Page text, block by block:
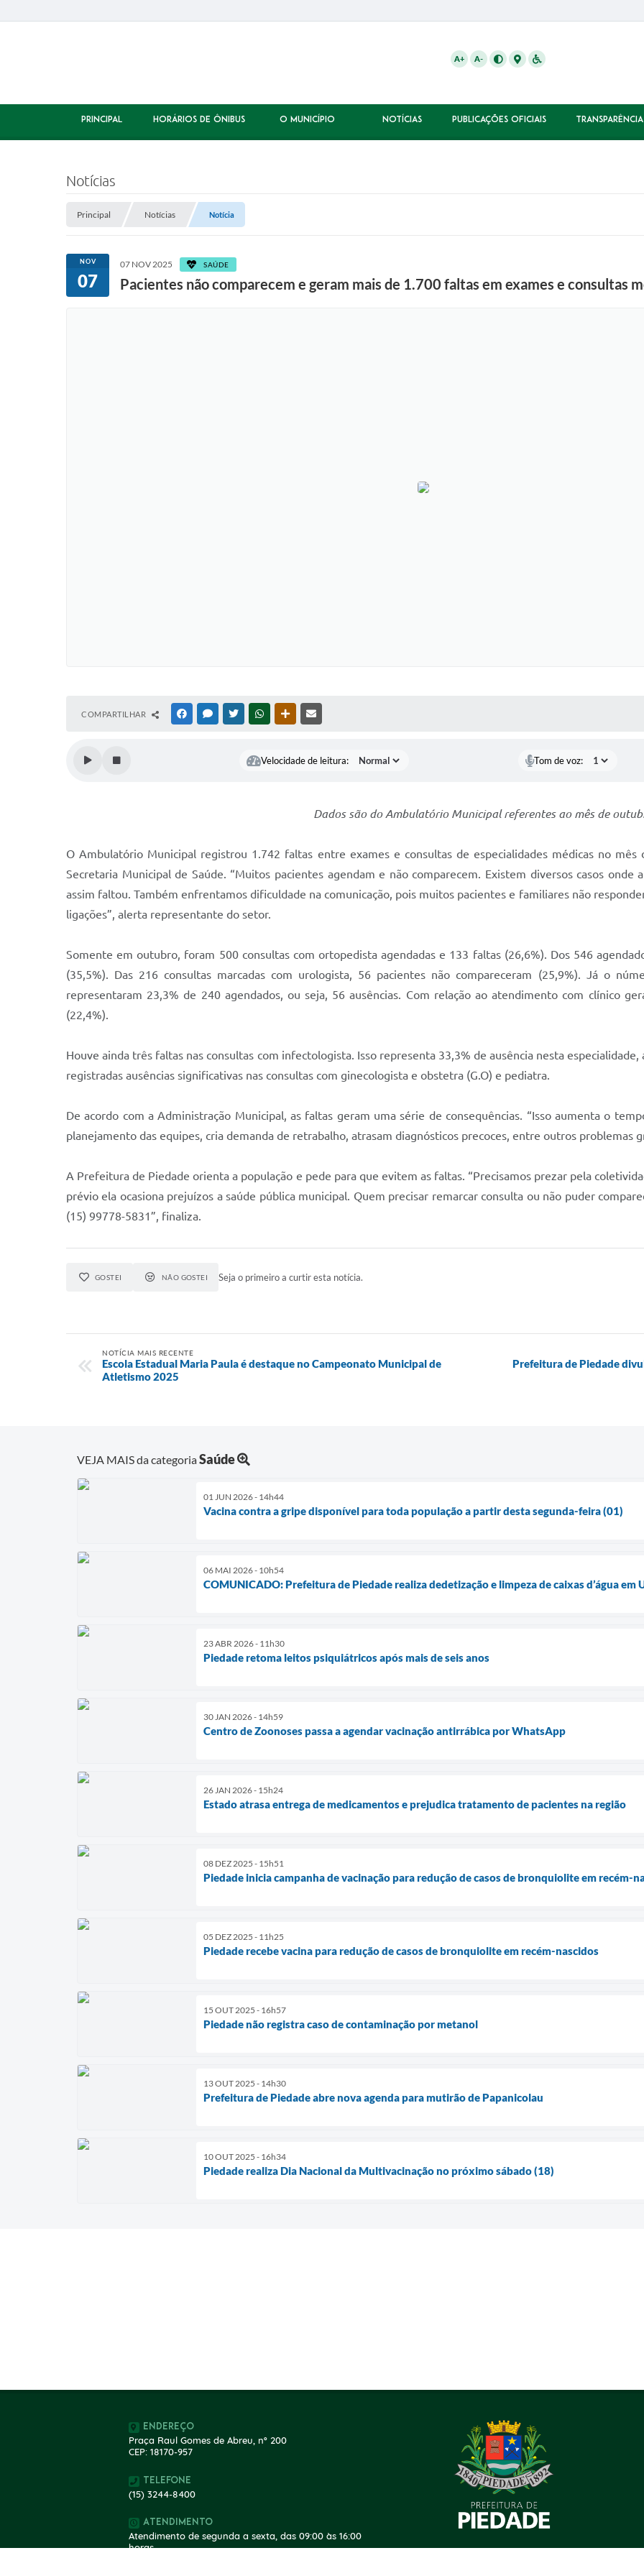
A+ A-
PRINCIPAL HORÁRIOS DE ÔNIBUS O MUNICÍPIO NOTÍCIAS PUBLICAÇÕES OFICIAIS TRANSPARÊNCIA
Notícias
Principal Notícias Notícia
NOV
07
07 NOV 2025 SAÚDE
Pacientes não comparecem e geram mais de 1.700 faltas em exames e consultas
COMPARTILHAR FACEBOOKMESSENGER
TWITTERWHATSAPPOUTRAS MÍDIAS
Velocidade de leitura: Tom de voz:
Dados são do Ambulatório Municipal referentes ao mês de
O Ambulatório Municipal registrou 1.742 faltas entre exames e consultas de especialidades médicas no
Secretaria Municipal de Saúde. “Muitos pacientes agendam e não comparecem. Existem diversos casos
assim faltou. Também enfrentamos dificuldade na comunicação, pois muitos pacientes e familiares não
ligações”, alerta representante do setor.
Somente em outubro, foram 500 consultas com ortopedista agendadas e 133 faltas (26,6%). Dos 546
(35,5%). Das 216 consultas marcadas com urologista, 56 pacientes não compareceram (25,9%). Já o
representaram 23,3% de 240 agendados, ou seja, 56 ausências. Com relação ao atendimento com clínico
(22,4%).
Houve ainda três faltas nas consultas com infectologista. Isso representa 33,3% de ausência nesta
registradas ausências significativas nas consultas com ginecologista e obstetra (G.O) e pediatra.
De acordo com a Administração Municipal, as faltas geram uma série de consequências. “Isso aumenta o
planejamento das equipes, cria demanda de retrabalho, atrasam diagnósticos precoces, entre outros problemas
A Prefeitura de Piedade orienta a população e pede para que evitem as faltas. “Precisamos prezar pela
prévio ela ocasiona prejuízos a saúde pública municipal. Quem precisar remarcar consulta ou não puder
(15) 99778-5831”, finaliza.
GOSTEI NÃO GOSTEI Seja o primeiro a curtir esta notícia.
NOTÍCIA MAIS RECENTE
Escola Estadual Maria Paula é destaque no Campeonato Municipal de
Atletismo 2025
Prefeitura de Piedade
VEJA MAIS da categoriaSaúde
01 JUN 2026 - 14h44
Vacina contra a gripe disponível para toda população a partir desta segunda-feira (01)
06 MAI 2026 - 10h54
COMUNICADO: Prefeitura de Piedade realiza dedetização e limpeza de caixas d’água em
23 ABR 2026 - 11h30
Piedade retoma leitos psiquiátricos após mais de seis anos
30 JAN 2026 - 14h59
Centro de Zoonoses passa a agendar vacinação antirrábica por WhatsApp
26 JAN 2026 - 15h24
Estado atrasa entrega de medicamentos e prejudica tratamento de pacientes na região
08 DEZ 2025 - 15h51
Piedade inicia campanha de vacinação para redução de casos de bronquiolite em recém-
05 DEZ 2025 - 11h25
Piedade recebe vacina para redução de casos de bronquiolite em recém-nascidos
15 OUT 2025 - 16h57
Piedade não registra caso de contaminação por metanol
13 OUT 2025 - 14h30
Prefeitura de Piedade abre nova agenda para mutirão de Papanicolau
10 OUT 2025 - 16h34
Piedade realiza Dia Nacional da Multivacinação no próximo sábado (18)
Endereço
Praça Raul Gomes de Abreu, nº 200
CEP: 18170-957
Telefone
(15) 3244-8400
Atendimento
Atendimento de segunda a sexta, das 09:00 às 16:00
horas.